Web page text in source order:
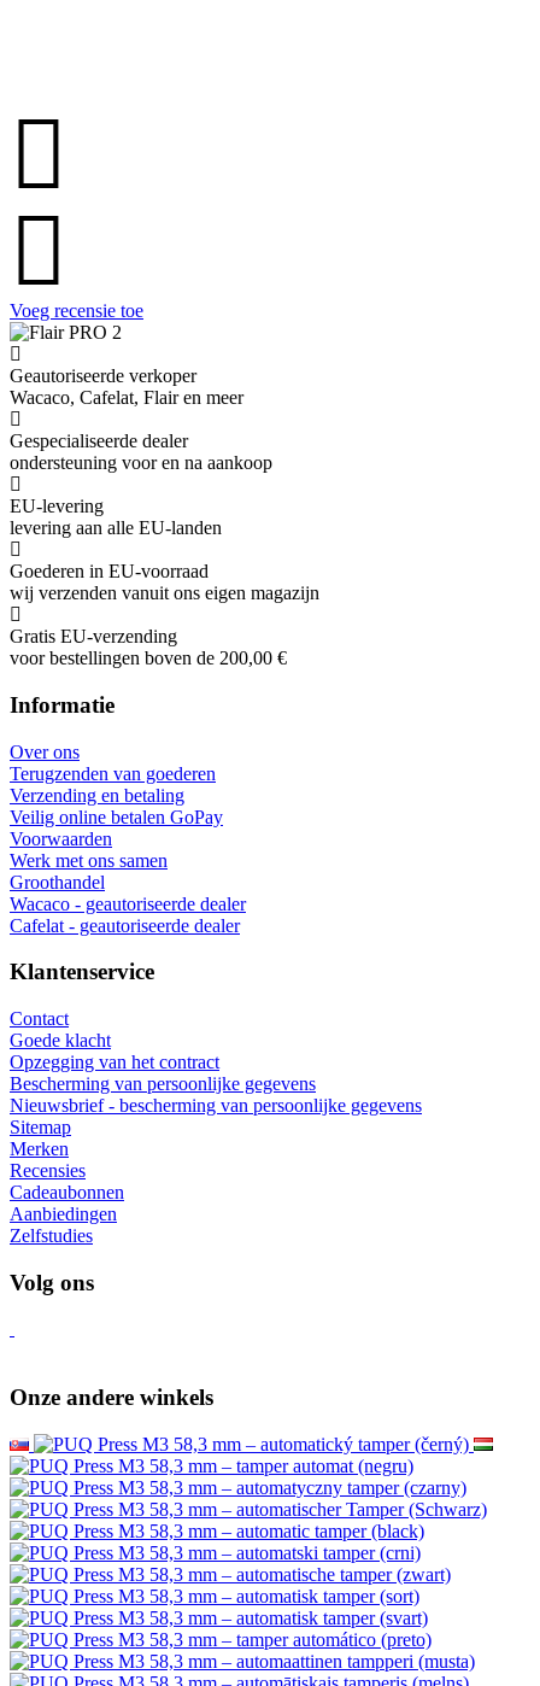
Voeg recensie toe
Geautoriseerde verkoper
Wacaco, Cafelat, Flair en meer
Gespecialiseerde dealer
ondersteuning voor en na aankoop
EU-levering
levering aan alle EU-landen
Goederen in EU-voorraad
wij verzenden vanuit ons eigen magazijn
Gratis EU-verzending
voor bestellingen boven de 200,00 €
Informatie
Over ons
Terugzenden van goederen
Verzending en betaling
Veilig online betalen GoPay
Voorwaarden
Werk met ons samen
Groothandel
Wacaco - geautoriseerde dealer
Cafelat - geautoriseerde dealer
Klantenservice
Contact
Goede klacht
Opzegging van het contract
Bescherming van persoonlijke gegevens
Nieuwsbrief - bescherming van persoonlijke gegevens
Sitemap
Merken
Recensies
Cadeaubonnen
Aanbiedingen
Zelfstudies
Volg ons
Onze andere winkels